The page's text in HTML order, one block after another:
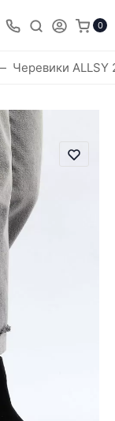
0
Черевики ALLSY